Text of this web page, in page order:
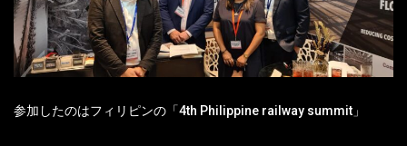
参加したのはフィリピンの「4th Philippine railway summit」